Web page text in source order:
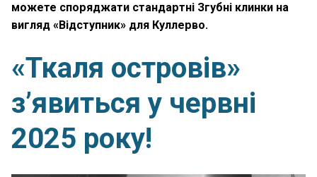
можете споряджати стандартні Згубні клинки на
вигляд «Відступник» для Куллерво.
«Ткаля островів»
з’явиться у червні
2025 року!